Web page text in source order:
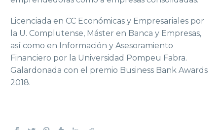
Licenciada en CC Económicas y Empresariales por
la U. Complutense, Máster en Banca y Empresas,
así como en Información y Asesoramiento
Financiero por la Universidad Pompeu Fabra.
Galardonada con el premio Business Bank Awards
2018.